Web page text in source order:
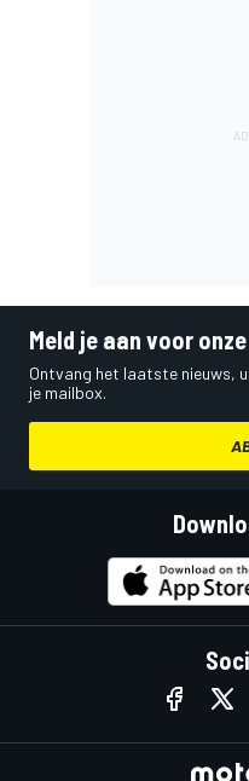
Meld je aan voor
Ontvang het laatste nieuws,
je mailbox.